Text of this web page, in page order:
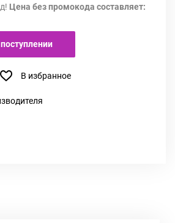
Цена без промокода составляет:
В избранное